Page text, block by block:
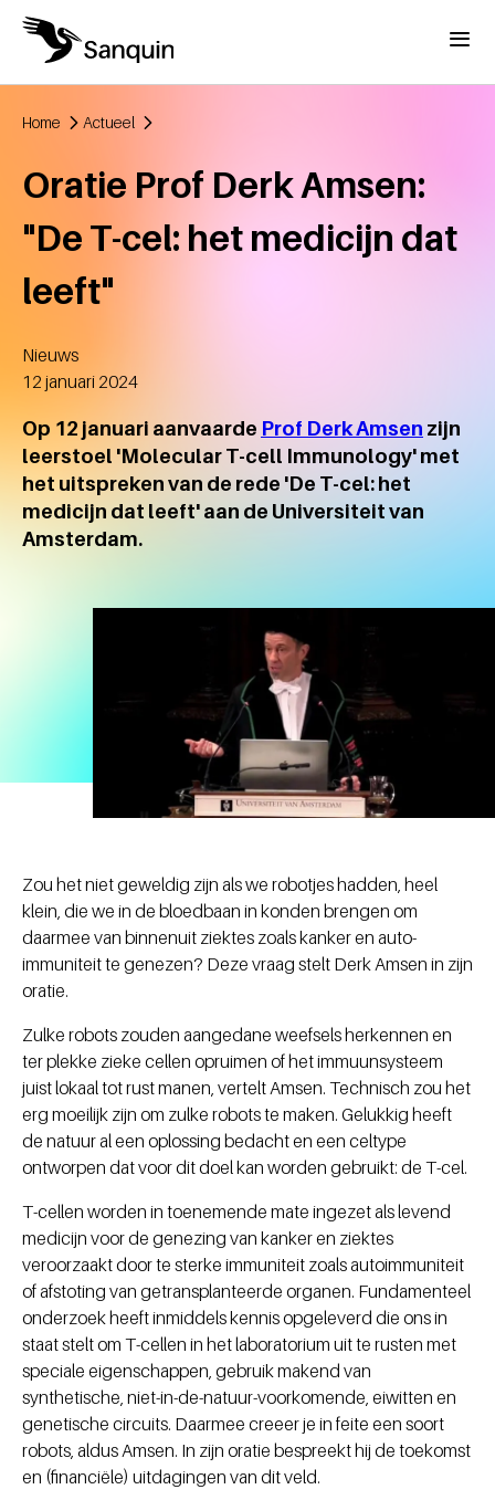
Overslaan en naar de inhoud gaan
Menu
Home Actueel
Oratie Prof Derk Amsen:
"De T-cel: het medicijn dat
leeft"
Nieuws
Aangemaakt
12 januari 2024
Op 12 januari aanvaarde Prof Derk Amsen zijn
leerstoel 'Molecular T-cell Immunology' met
het uitspreken van de rede 'De T-cel: het
medicijn dat leeft' aan de Universiteit van
Amsterdam.
Zou het niet geweldig zijn als we robotjes hadden, heel
klein, die we in de bloedbaan in konden brengen om
daarmee van binnenuit ziektes zoals kanker en auto-
immuniteit te genezen? Deze vraag stelt Derk Amsen in zijn
oratie.
Zulke robots zouden aangedane weefsels herkennen en
ter plekke zieke cellen opruimen of het immuunsysteem
juist lokaal tot rust manen, vertelt Amsen. Technisch zou het
erg moeilijk zijn om zulke robots te maken. Gelukkig heeft
de natuur al een oplossing bedacht en een celtype
ontworpen dat voor dit doel kan worden gebruikt: de T-cel.
T-cellen worden in toenemende mate ingezet als levend
medicijn voor de genezing van kanker en ziektes
veroorzaakt door te sterke immuniteit zoals autoimmuniteit
of afstoting van getransplanteerde organen. Fundamenteel
onderzoek heeft inmiddels kennis opgeleverd die ons in
staat stelt om T-cellen in het laboratorium uit te rusten met
speciale eigenschappen, gebruik makend van
synthetische, niet-in-de-natuur-voorkomende, eiwitten en
genetische circuits. Daarmee creeer je in feite een soort
robots, aldus Amsen. In zijn oratie bespreekt hij de toekomst
en (financiële) uitdagingen van dit veld.